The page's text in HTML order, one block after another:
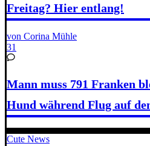
Freitag? Hier entlang!
von Corina Mühle
31
Mann muss 791 Franken
Hund während Flug auf
Cute News